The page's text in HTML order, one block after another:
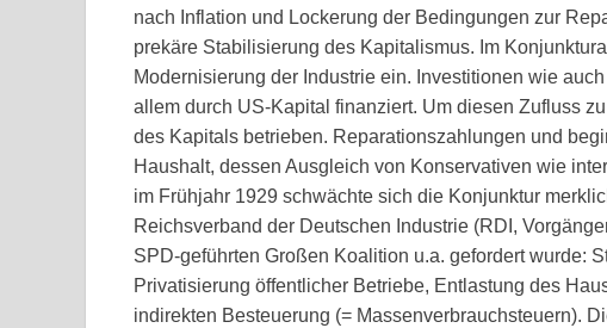
nach Inflation und Lockerung der Bedingungen zur
prekäre Stabilisierung des Kapitalismus. Im
Modernisierung der Industrie ein. Investitionen wie
allem durch US-Kapital finanziert. Um diesen Zufluss
des Kapitals betrieben. Reparationszahlungen und
Haushalt, dessen Ausgleich von Konservativen wie
im Frühjahr 1929 schwächte sich die Konjunktur
Reichsverband der Deutschen Industrie (RDI,
SPD-geführten Großen Koalition u.a. gefordert wurde:
Privatisierung öffentlicher Betriebe, Entlastung des
indirekten Besteuerung (= Massenverbrauchsteuern).